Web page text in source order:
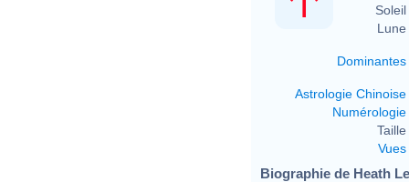
Soleil
Lune
Dominantes
Astrologie Chinoise
Numérologie
Taille
Vues
Biographie de Heath